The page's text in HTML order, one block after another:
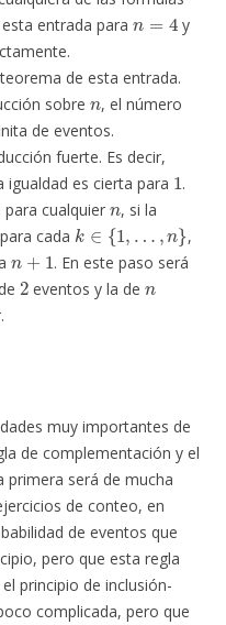
entrada para
n=4
y
de esta entrada.
sobre
n
, el número
de eventos.
fuerte. Es decir,
es cierta para
.
cualquier
n
, si la
cada
k∈{ 1, … n}
,
n+ 1
. En este paso será
2
eventos y la de
n
muy importantes de
de complementación y el
primera será de mucha
de conteo, en
de eventos que
pero que esta regla
principio de inclusión-
complicada, pero que